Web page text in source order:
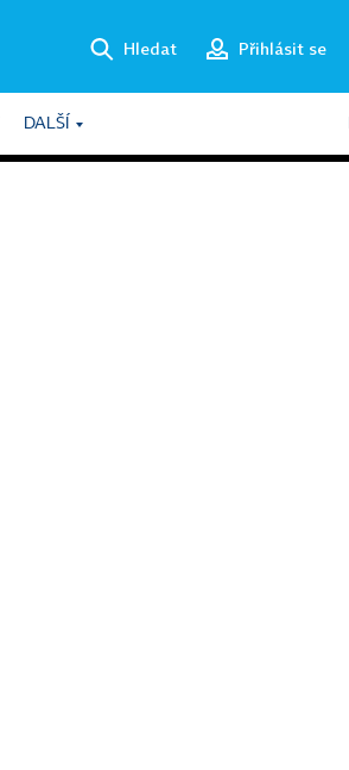
Hledat Přihlásit se
DALŠÍ